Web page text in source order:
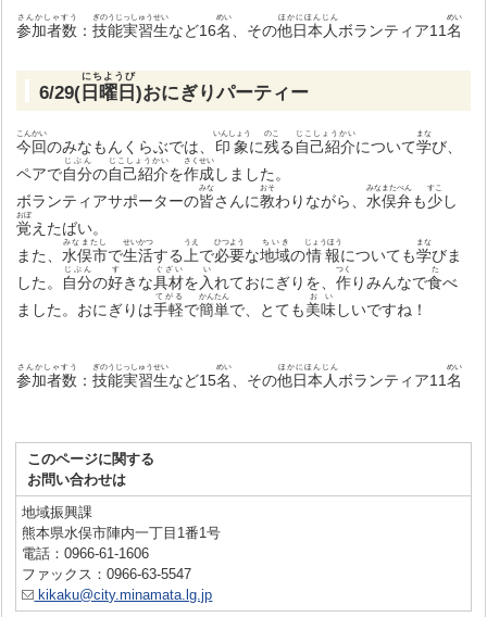
参加者数
さんかしゃすう
：技能実習生
ぎのうじっしゅうせい
など16名
めい
、その他日本人
ほかにほんじん
ボランティア11名
めい
6/29( 日曜日
にちようび
)おにぎりパーティー
今回
こんかい
のみなもんくらぶでは、 印象
いんしょう
に残
のこ
る 自己紹介
じこしょうかい
について学
まな
び、
ペアで自分
じぶん
の自己紹介
じこしょうかい
を作成
さくせい
しました。
ボランティアサポーターの皆
みな
さんに教
おそ
わりながら、水俣弁
みなまたべん
も少
すこ
し
覚
おぼ
えたばい。
また、水俣市
みなまたし
で生活
せいかつ
する上
うえ
で必要
ひつよう
な地域
ちいき
の情報
じょうほう
についても学
まな
びま
した。 自分
じぶん
の好
す
きな具材
ぐざい
を入
い
れておにぎりを、作
つく
りみんなで食
た
べ
ました。おにぎりは手軽
てがる
で簡単
かんたん
で、とても美味
おい
しいですね！
参加者数
さんかしゃすう
：技能実習生
ぎのうじっしゅうせい
など15名
めい
、その他日本人
ほかにほんじん
ボランティア11名
めい
このページに関する
お問い合わせは
地域振興課
熊本県水俣市陣内一丁目1番1号
電話：0966-61-1606
ファックス：0966-63-5547
kikaku@city.minamata.lg.jp